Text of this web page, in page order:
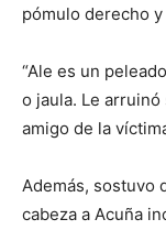
pómulo derecho
“Ale es un
o jaula. Le
amigo de la
Además, sostuvo
cabeza a Acuña